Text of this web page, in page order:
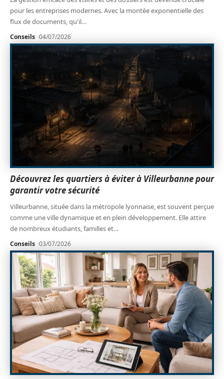
pour les entreprises modernes. Avec la montée exponentielle des
flux de documents, qu'il…
Conseils 04/07/2026
Découvrez les quartiers à éviter à Villeurbanne pour
garantir votre sécurité
Villeurbanne, située dans la métropole lyonnaise, est souvent perçue
comme une ville dynamique et en plein développement. Elle attire
de nombreux étudiants, familles et…
Conseils 03/07/2026